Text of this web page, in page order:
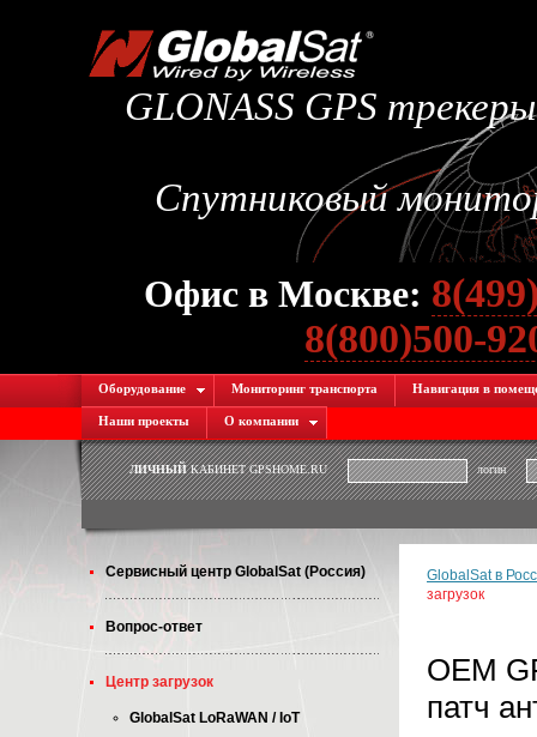
GLONASS GPS
Спутниковый
Офис в Москве:
8(800)500-
Оборудование Мониторинг транспорта Навигация в
Наши проекты О компании
ЛИЧНЫЙКАБИНЕТ GPSHOME.RU логин
Cервисный центр GlobalSat (Россия)
Вопрос-ответ
Центр загрузок
GlobalSat LoRaWAN / IoT
GlobalSat в
загрузок
OEM
патч